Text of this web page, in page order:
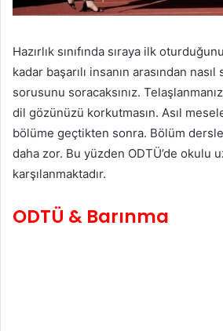
Hazırlık sınıfında sıraya ilk
kadar başarılı insanın arasından nasıl
sorusunu soracaksınız.
dil gözünüzü korkutmasın. Asıl mesele
bölüme geçtikten sonra. Bölüm
daha zor. Bu yüzden ODTÜ’de okulu
karşılanmaktadır.
ODTÜ & Barınma